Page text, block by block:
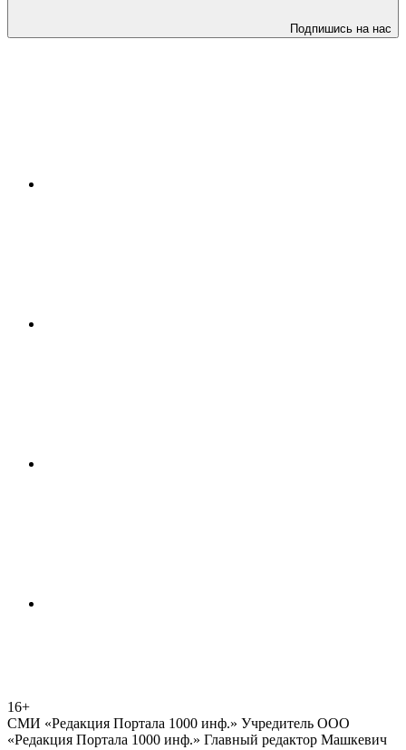
Подпишись на нас
16+
СМИ «Редакция Портала 1000 инф.» Учредитель ООО
«Редакция Портала 1000 инф.» Главный редактор Машкевич